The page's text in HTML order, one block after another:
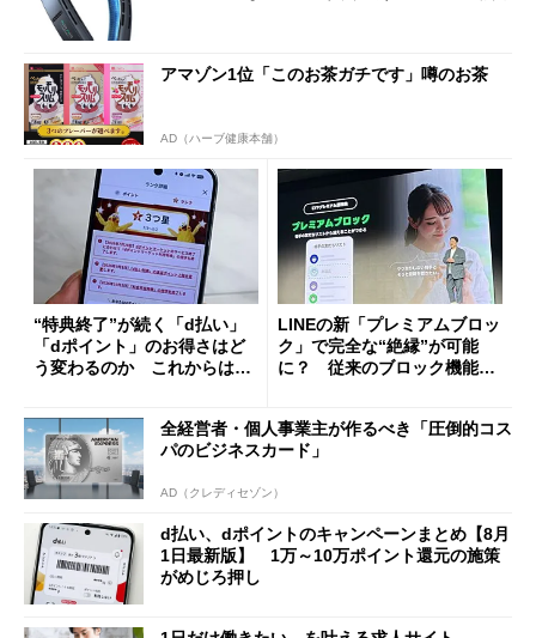
アマゾン1位「このお茶ガチです」噂のお茶
AD（ハーブ健康本舗）
“特典終了”が続く「d払い」
「dポイント」のお得さはど
う変わるのか これからは
LINEの新「プレミアムブロッ
ク」で完全な“絶縁”が可能
に？ 従来のブロック機能と
全経営者・個人事業主が作るべき「圧倒的コス
パのビジネスカード」
AD（クレディセゾン）
d払い、dポイントのキャンペーンまとめ【8月
1日最新版】 1万～10万ポイント還元の施策
がめじろ押し